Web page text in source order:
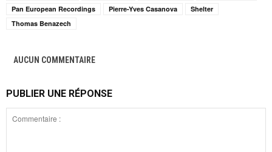
Pan European Recordings
Pierre-Yves Casanova
Shelter
Thomas Benazech
AUCUN COMMENTAIRE
PUBLIER UNE RÉPONSE